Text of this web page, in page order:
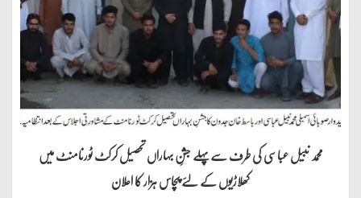
محمد نبیل عباسی کی طرف سےپہلے جشنِ بہاراں تحصیل کرکٹ ٹورنامنٹ میں
کھلاڑیوں کے لئے پچاس ہزار کا اعلان